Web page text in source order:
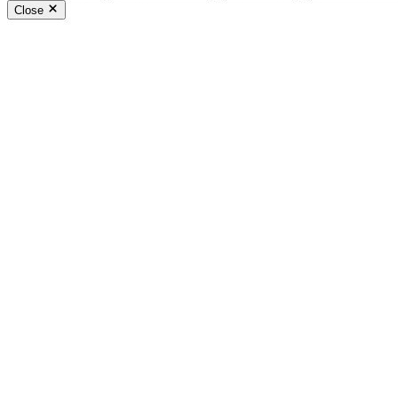
Close